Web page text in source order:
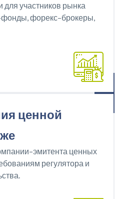
для участников рынка
форекс–брокеры,
ценной
ценных
регулятора и